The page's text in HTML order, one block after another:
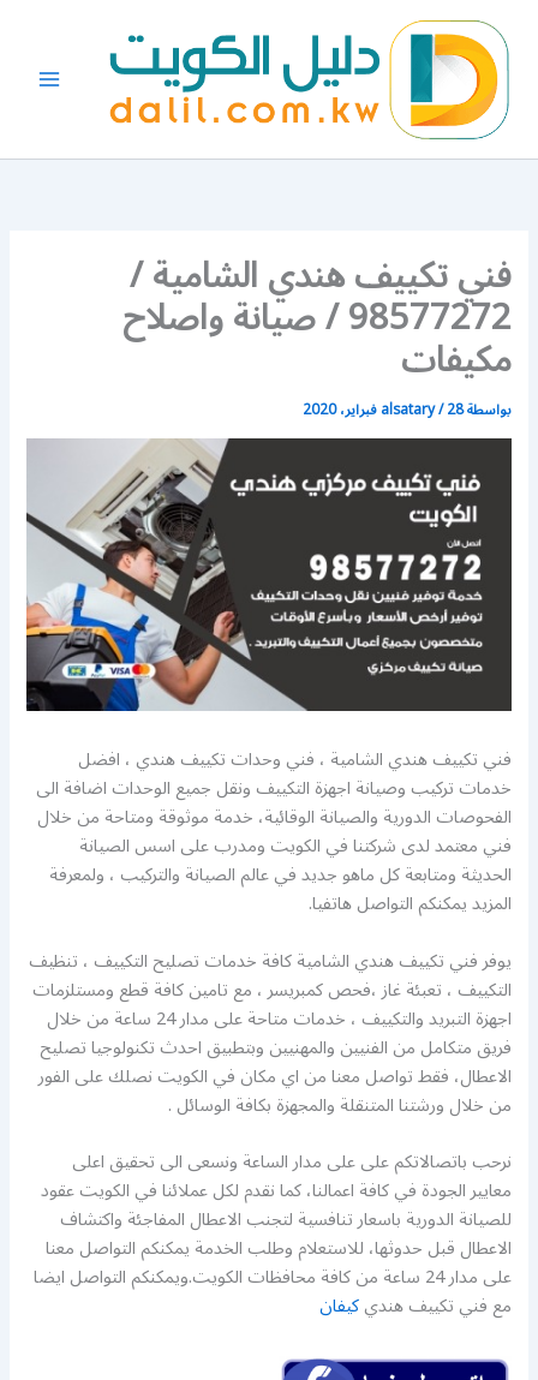
المحتوى
فني تكييف هندي الشامية /
98577272 / صيانة واصلاح
مكيفات
بواسطة alsatary/28 فبراير، 2020
فني تكييف هندي الشامية ، فني وحدات تكييف هندي ، افضل
خدمات تركيب وصيانة اجهزة التكييف ونقل جميع الوحدات اضافة الى
الفحوصات الدورية والصيانة الوقائية، خدمة موثوقة ومتاحة من خلال
فني معتمد لدى شركتنا في الكويت ومدرب على اسس الصيانة
الحديثة ومتابعة كل ماهو جديد في عالم الصيانة والتركيب ، ولمعرفة
المزيد يمكنكم التواصل هاتفيا.
يوفر فني تكييف هندي الشامية كافة خدمات تصليح التكييف ، تنظيف
التكييف ، تعبئة غاز ،فحص كمبريسر ، مع تامين كافة قطع ومستلزمات
اجهزة التبريد والتكييف ، خدمات متاحة على مدار 24 ساعة من خلال
فريق متكامل من الفنيين والمهنيين وبتطبيق احدث تكنولوجيا تصليح
الاعطال، فقط تواصل معنا من اي مكان في الكويت نصلك على الفور
من خلال ورشتنا المتنقلة والمجهزة بكافة الوسائل .
نرحب باتصالاتكم على على مدار الساعة ونسعى الى تحقيق اعلى
معايير الجودة في كافة اعمالنا، كما نقدم لكل عملائنا في الكويت عقود
للصيانة الدورية باسعار تنافسية لتجنب الاعطال المفاجئة واكتشاف
الاعطال قبل حدوثها، للاستعلام وطلب الخدمة يمكنكم التواصل معنا
على مدار 24 ساعة من كافة محافظات الكويت.ويمكنكم التواصل ايضا
مع فني تكييف هنديكيفان